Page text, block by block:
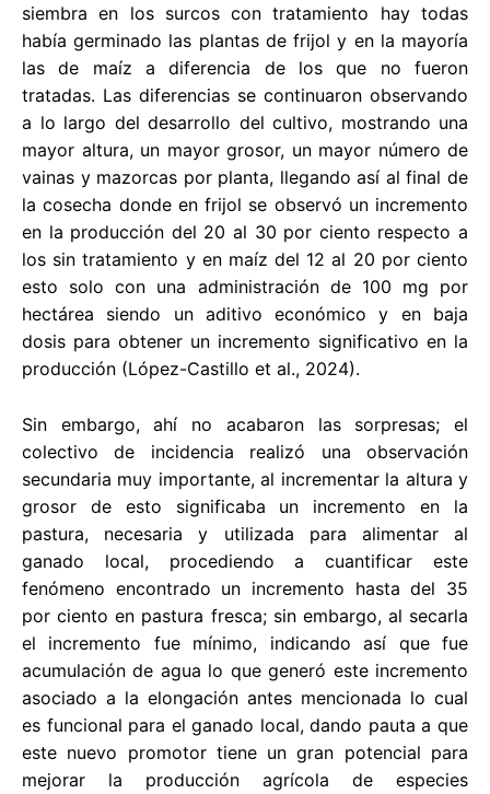
siembra en los surcos con tratamiento hay todas
había germinado las plantas de frijol y en la mayoría
las de maíz a diferencia de los que no fueron
tratadas. Las diferencias se continuaron observando
a lo largo del desarrollo del cultivo, mostrando una
mayor altura, un mayor grosor, un mayor número de
vainas y mazorcas por planta, llegando así al final de
la cosecha donde en frijol se observó un incremento
en la producción del 20 al 30 por ciento respecto a
los sin tratamiento y en maíz del 12 al 20 por ciento
esto solo con una administración de 100 mg por
hectárea siendo un aditivo económico y en baja
dosis para obtener un incremento significativo en la
producción (López-Castillo et al., 2024).
Sin embargo, ahí no acabaron las sorpresas; el
colectivo de incidencia realizó una observación
secundaria muy importante, al incrementar la altura y
grosor de esto significaba un incremento en la
pastura, necesaria y utilizada para alimentar al
ganado local, procediendo a cuantificar este
fenómeno encontrado un incremento hasta del 35
por ciento en pastura fresca; sin embargo, al secarla
el incremento fue mínimo, indicando así que fue
acumulación de agua lo que generó este incremento
asociado a la elongación antes mencionada lo cual
es funcional para el ganado local, dando pauta a que
este nuevo promotor tiene un gran potencial para
mejorar la producción agrícola de especies